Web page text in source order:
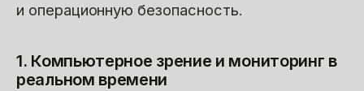
и операционную безопасность.
1. Компьютерное зрение и мониторинг в
реальном времени